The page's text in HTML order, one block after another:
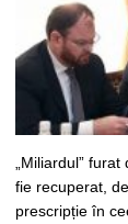
„Miliardul”
fie recuperat,
prescripție în